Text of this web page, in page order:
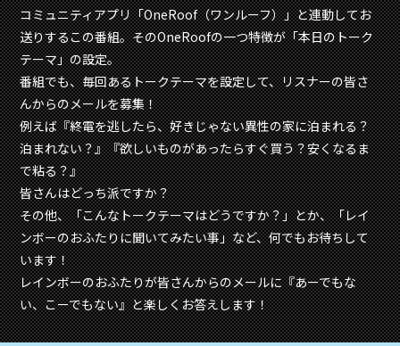
コミュニティアプリ「OneRoof（ワンルーフ）」と連動してお
送りするこの番組。そのOneRoofの一つ特徴が「本日のトーク
テーマ」の設定。
番組でも、毎回あるトークテーマを設定して、リスナーの皆さ
んからのメールを募集！
例えば『終電を逃したら、好きじゃない異性の家に泊まれる？
泊まれない？』『欲しいものがあったらすぐ買う？安くなるま
で粘る？』
皆さんはどっち派ですか？
その他、「こんなトークテーマはどうですか？」とか、「レイ
ンボーのおふたりに聞いてみたい事」など、何でもお待ちして
います！
レインボーのおふたりが皆さんからのメールに『あーでもな
い、こーでもない』と楽しくお答えします！